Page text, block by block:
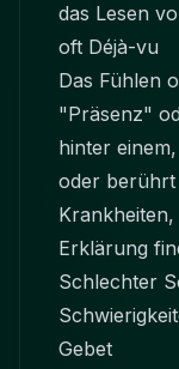
das Lesen
oft Déjà-vu
Das Fühlen
"Präsenz"
hinter
oder berührt
Erklärung
Schlechter
Gebet